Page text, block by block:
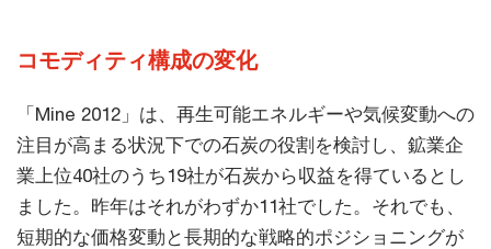
コモディティ構成の変化
「Mine 2012」は、再生可能エネルギーや気候変動への
注目が高まる状況下での石炭の役割を検討し、鉱業企
業上位40社のうち19社が石炭から収益を得ているとし
ました。昨年はそれがわずか11社でした。それでも、
短期的な価格変動と長期的な戦略的ポジショニングが